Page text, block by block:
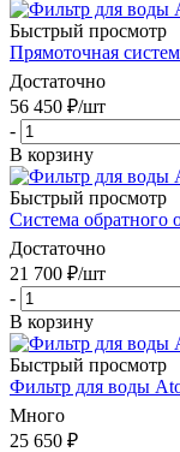
Быстрый просмотр
Прямоточная
Достаточно
56 450 ₽/шт
-
В корзину
Быстрый просмотр
Система обратного
Достаточно
21 700 ₽/шт
-
В корзину
Быстрый просмотр
Фильтр для воды
Много
25 650 ₽